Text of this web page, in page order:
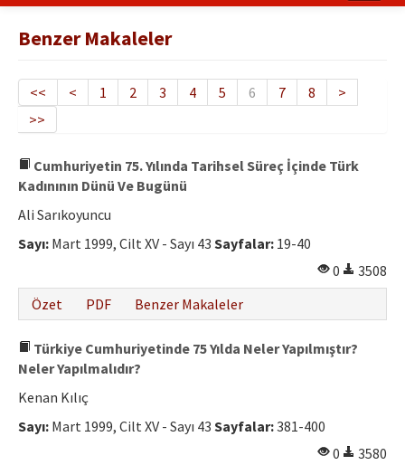
Yayın Politikası
Dergi Kurulları
Yayın İlkeleri
Yazar Rehberi
İletişim
Benzer Makaleler
<< < 1 2 3 4 5 6 7 8
>
>>
Cumhuriyetin 75. Yılında Tarihsel Süreç İçinde Türk
Kadınının Dünü Ve Bugünü
Ali Sarıkoyuncu
Sayı: Mart 1999, Cilt XV - Sayı 43 Sayfalar: 19-40
0
3508
Özet
PDF Benzer Makaleler
Türkiye Cumhuriyetinde 75 Yılda Neler Yapılmıştır?
Neler Yapılmalıdır?
Kenan Kılıç
Sayı: Mart 1999, Cilt XV - Sayı 43 Sayfalar:381-400
0
3580